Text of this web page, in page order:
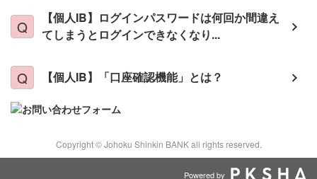
【個人IB】ログインパスワードは何回か間違え
てしまうとログインできなくなり...
【個人IB】「口座確認機能」とは？
Copyright © Johoku Shinkin BANK all rights reserved.
Powered by